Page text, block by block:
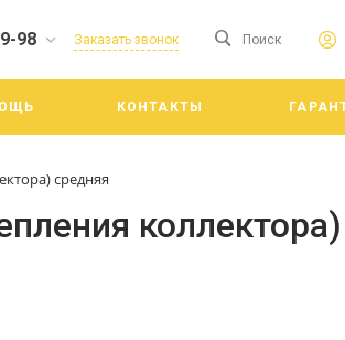
Продолжая
Принять
98 Заказать звонок Поиск
КОНТАКТЫ
средняя
коллектора)